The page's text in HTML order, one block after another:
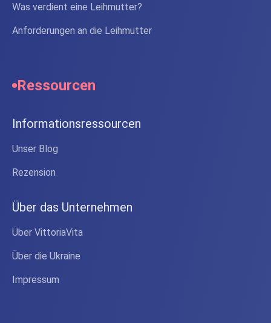
Was verdient eine Leihmutter?
Anforderungen an die Leihmutter
Ressourcen
Informationsressourcen
Unser Blog
Rezension
Über das Unternehmen
Über VittoriaVita
Über die Ukraine
Impressum